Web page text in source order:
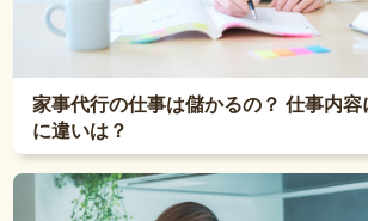
家事代行の仕事は儲かるの？ 仕事内
に違いは？